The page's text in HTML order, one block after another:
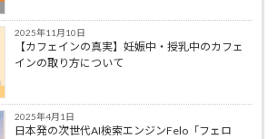
2025年11月10日
【カフェインの真実】妊娠中・授乳中のカフェ
インの取り方について
2025年4月1日
日本発の次世代AI検索エンジンFelo「フェロ